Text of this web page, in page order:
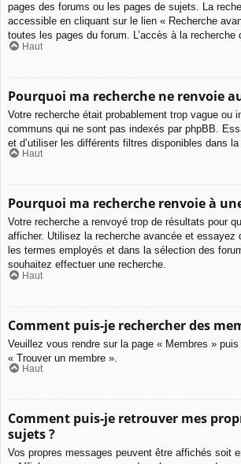
pages des forums ou les pages de sujets. La
accessible en cliquant sur le lien « Recherche
toutes les pages du forum. L’accès à la recherche
Haut
Pourquoi ma recherche ne renvoie
Votre recherche était probablement trop vague ou
communs qui ne sont pas indexés par phpBB.
et d’utiliser les différents filtres disponibles dans la
Haut
Pourquoi ma recherche renvoie à
Votre recherche a renvoyé trop de résultats pour
afficher. Utilisez la recherche avancée et essayez
les termes employés et dans la sélection des
souhaitez effectuer une recherche.
Haut
Comment puis-je rechercher des
Veuillez vous rendre sur la page « Membres »
« Trouver un membre ».
Haut
Comment puis-je retrouver mes
sujets ?
Vos propres messages peuvent être affichés soit